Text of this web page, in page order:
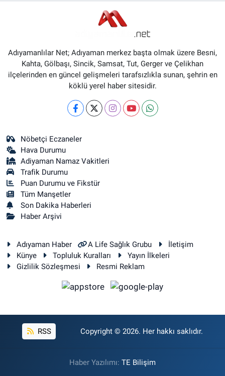
Adıyamanlılar Net; Adıyaman merkez başta olmak üzere Besni,
Kahta, Gölbaşı, Sincik, Samsat, Tut, Gerger ve Çelikhan
ilçelerinden en güncel gelişmeleri tarafsızlıkla sunan, şehrin en
köklü yerel haber sitesidir.
Nöbetçi Eczaneler
Hava Durumu
Adiyaman Namaz Vakitleri
Trafik Durumu
Puan Durumu ve Fikstür
Tüm Manşetler
Son Dakika Haberleri
Haber Arşivi
Adıyaman Haber A Life Sağlık Grubu
İletişim
Künye
Topluluk Kuralları
Yayın İlkeleri
Gizlilik Sözleşmesi
Resmi Reklam
RSS Copyright © 2026. Her hakkı saklıdır.
Haber Yazılımı: TE Bilişim